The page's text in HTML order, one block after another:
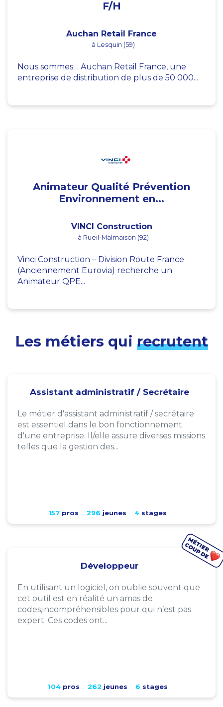
F/H
Auchan Retail France
à Lesquin (59)
Nous sommes… Auchan Retail France, une
entreprise de distribution de plus de 50 000...
Animateur Qualité Prévention
Environnement en...
VINCI Construction
à Rueil-Malmaison (92)
Vinci Construction – Division Route France
(Anciennement Eurovia) recherche un
Animateur QPE...
Les métiers qui recrutent
Assistant administratif / Secrétaire
Le métier d'assistant administratif / secrétaire
est essentiel dans le bon fonctionnement
d'une entreprise. Il/elle assure diverses missions
telles que la gestion des...
157 pros 296 jeunes 4 stages
Développeur
En utilisant un logiciel, on oublie souvent que
cet outil est en réalité un amas de
codes,incompréhensibles pour qui n’est pas
expert. Ces codes ont...
104pros 262 jeunes 6 stages